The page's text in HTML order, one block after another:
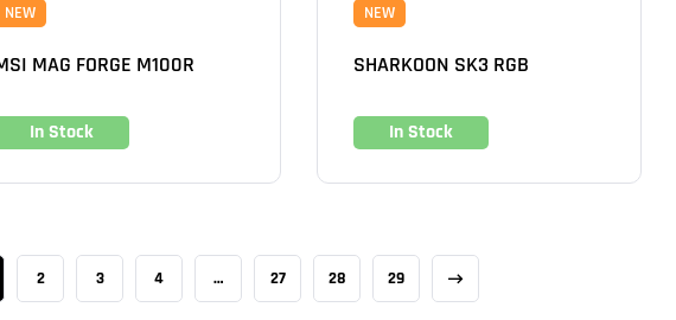
NEW
MAG FORGE M100R
In Stock
NEW
SHARKOON SK3 RGB
In Stock
2 3 4 … 27 28 29